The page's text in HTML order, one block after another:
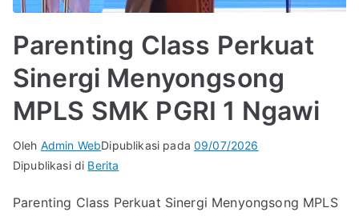
Parenting Class Perkuat
Sinergi Menyongsong
MPLS SMK PGRI 1 Ngawi
Oleh Admin WebDipublikasi pada 09/07/2026
Dipublikasi di Berita
Parenting Class Perkuat Sinergi Menyongsong MPLS